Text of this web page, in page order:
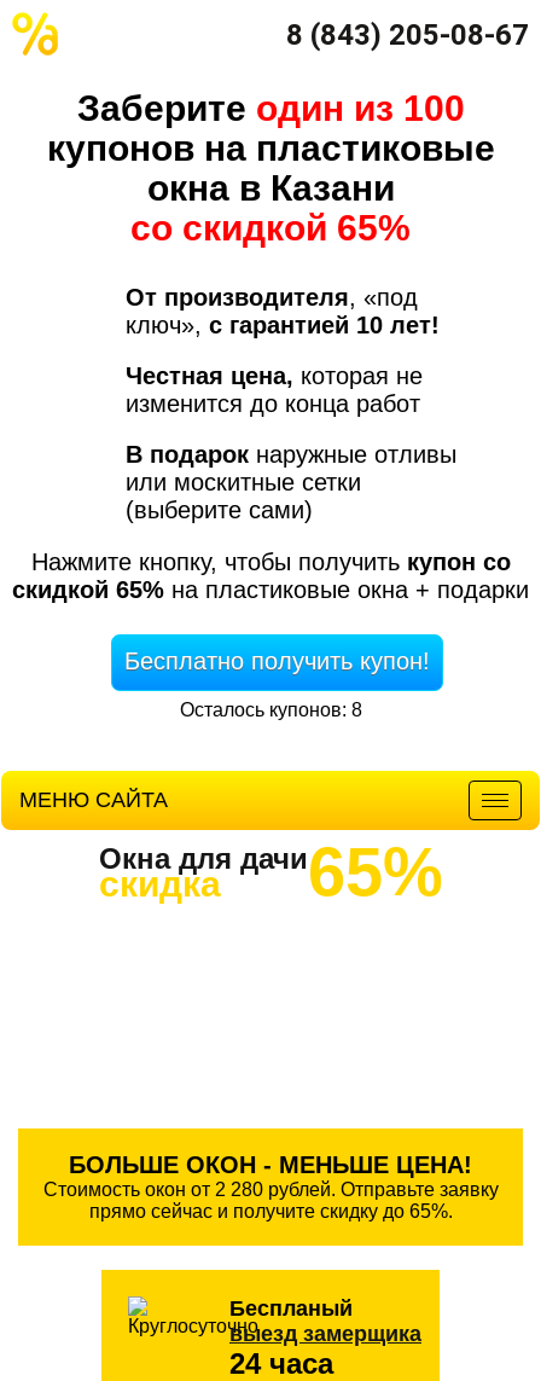
8 (843) 205-08-67
Заберите один из 100
купонов на пластиковые
окна в Казани
со скидкой 65%
От производителя, «под
ключ», с гарантией 10 лет!
Честная цена, которая не
изменится до конца работ
В подарок наружные отливы
или москитные сетки
(выберите сами)
Нажмите кнопку, чтобы получить купон со
скидкой 65% на пластиковые окна + подарки
Бесплатно получить купон!
Осталось купонов: 8
МЕНЮ САЙТА
Окна для дачи
скидка 65%
БОЛЬШЕ ОКОН - МЕНЬШЕ ЦЕНА!
Стоимость окон от 2 280 рублей. Отправьте заявку
прямо сейчас и получите скидку до 65%.
Беспланый
выезд замерщика
24 часа